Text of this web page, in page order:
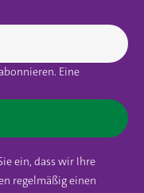
Eine
ein, dass wir Ihre
regelmäßig einen